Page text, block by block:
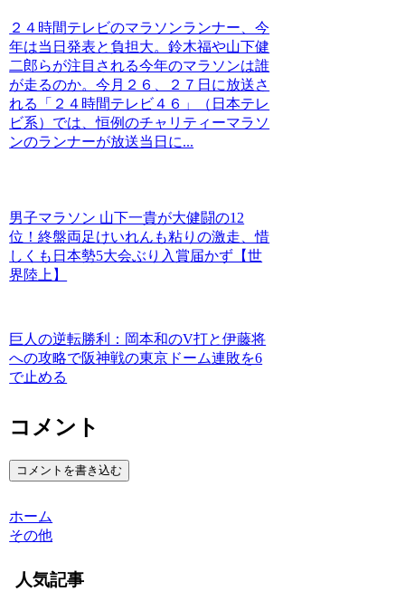
２４時間テレビのマラソンランナー、今
年は当日発表と負担大。鈴木福や山下健
二郎らが注目される今年のマラソンは誰
が走るのか。今月２６、２７日に放送さ
れる「２４時間テレビ４６」（日本テレ
ビ系）では、恒例のチャリティーマラソ
ンのランナーが放送当日に...
男子マラソン 山下一貴が大健闘の12
位！終盤両足けいれんも粘りの激走、惜
しくも日本勢5大会ぶり入賞届かず【世
界陸上】
巨人の逆転勝利：岡本和のV打と伊藤将
への攻略で阪神戦の東京ドーム連敗を6
で止める
コメント
コメントを書き込む
ホーム
その他
人気記事